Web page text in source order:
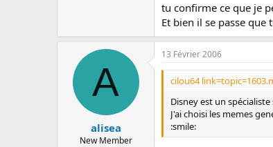
tu confirme ce que je
Et bien il se passe que
A
alisea
New Member
13 Février 2006
cilou64
Disney est un
J'ai choisi les memes
:smile: